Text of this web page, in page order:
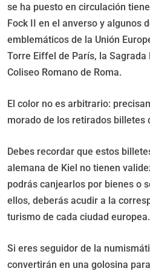
se ha puesto en circulación
Fock II en el anverso y algunos
emblemáticos de la Unión
Torre Eiffel de París, la
Coliseo Romano de Roma.
El color no es arbitrario:
morado de los retirados billetes
Debes recordar que estos
alemana de Kiel no tienen
podrás canjearlos por bienes o
ellos, deberás acudir a la
turismo de cada ciudad europea.
Si eres seguidor de la
convertirán en una golosina